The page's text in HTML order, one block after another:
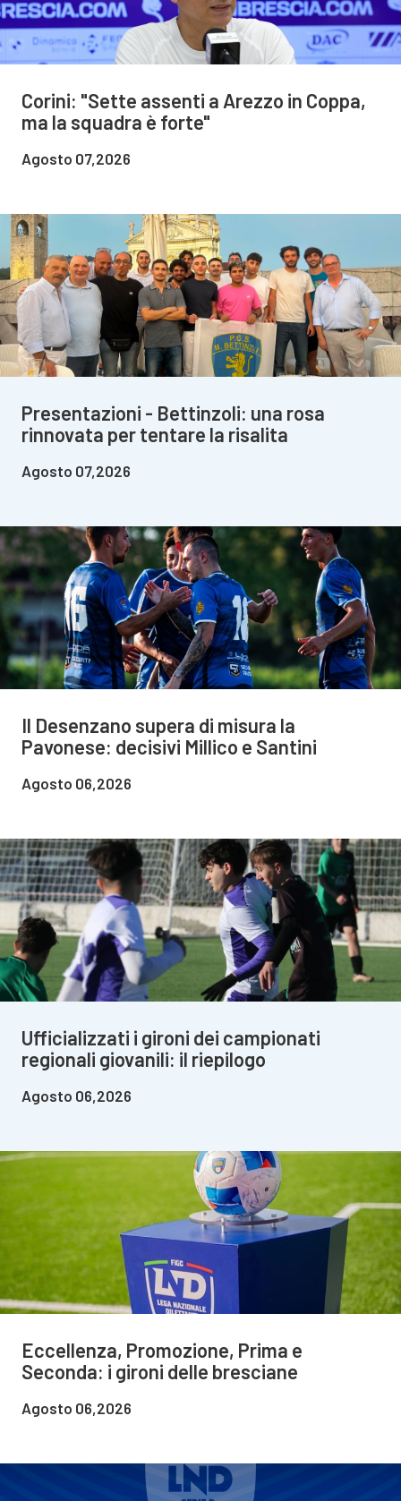
Corini: "Sette assenti a Arezzo in Coppa,
ma la squadra è forte"
Agosto 07,2026
Presentazioni - Bettinzoli: una rosa
rinnovata per tentare la risalita
Agosto 07,2026
Il Desenzano supera di misura la
Pavonese: decisivi Millico e Santini
Agosto 06,2026
Ufficializzati i gironi dei campionati
regionali giovanili: il riepilogo
Agosto 06,2026
Eccellenza, Promozione, Prima e
Seconda: i gironi delle bresciane
Agosto 06,2026